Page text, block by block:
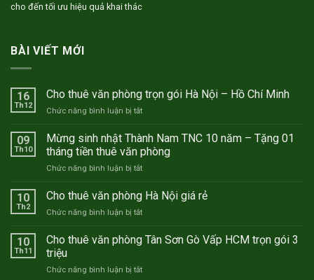
cho đến tối ưu hiệu quả khai thác
BÀI VIẾT MỚI
16
Th12
Cho thuê văn phòng trọn gói Hà Nội – Hồ Chí Minh
Chức năng bình luận bị tắtở
thuê
văn
phòng
trọn
Hà
–
Chí
09
Th10
Mừng sinh nhật Thành Nam TNC 10 năm – Tặng 01
tháng tiền thuê văn phòng
Chức năng bình luận bị tắtở
sinh
Thành
TNC
–
10
Th2
Cho thuê văn phòng Hà Nội giá rẻ
Chức năng bình luận bị tắtở
thuê
Hà
10
Th11
Cho thuê văn phòng Tân Sơn Gò Vấp HCM trọn gói 3
triệu
Chức năng bình luận bị tắtở